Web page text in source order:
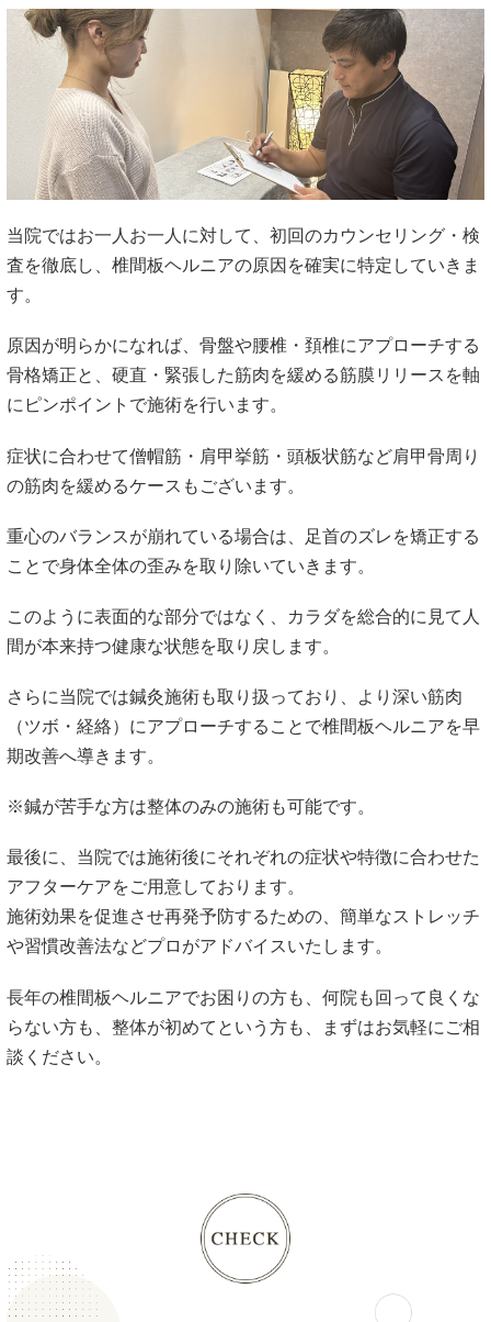
当院ではお一人お一人に対して、初回のカウンセリング・検
査を徹底し、椎間板ヘルニアの原因を確実に特定していきま
す。
原因が明らかになれば、骨盤や腰椎・頚椎にアプローチする
骨格矯正と、硬直・緊張した筋肉を緩める筋膜リリースを軸
にピンポイントで施術を行います。
症状に合わせて僧帽筋・肩甲挙筋・頭板状筋など肩甲骨周り
の筋肉を緩めるケースもございます。
重心のバランスが崩れている場合は、足首のズレを矯正する
ことで身体全体の歪みを取り除いていきます。
このように表面的な部分ではなく、カラダを総合的に見て人
間が本来持つ健康な状態を取り戻します。
さらに当院では鍼灸施術も取り扱っており、より深い筋肉
（ツボ・経絡）にアプローチすることで椎間板ヘルニアを早
期改善へ導きます。
※鍼が苦手な方は整体のみの施術も可能です。
最後に、当院では施術後にそれぞれの症状や特徴に合わせた
アフターケアをご用意しております。
施術効果を促進させ再発予防するための、簡単なストレッチ
や習慣改善法などプロがアドバイスいたします。
長年の椎間板ヘルニアでお困りの方も、何院も回って良くな
らない方も、整体が初めてという方も、まずはお気軽にご相
談ください。